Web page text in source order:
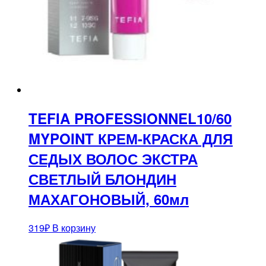
TEFIA PROFESSIONNEL10/60
MYPOINT КРЕМ-КРАСКА ДЛЯ
СЕДЫХ ВОЛОС ЭКСТРА
СВЕТЛЫЙ БЛОНДИН
МАХАГОНОВЫЙ, 60мл
319₽ В корзину